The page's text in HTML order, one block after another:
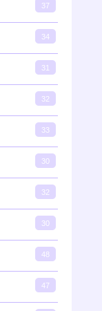
37
34
31
32
33
30
32
30
48
47